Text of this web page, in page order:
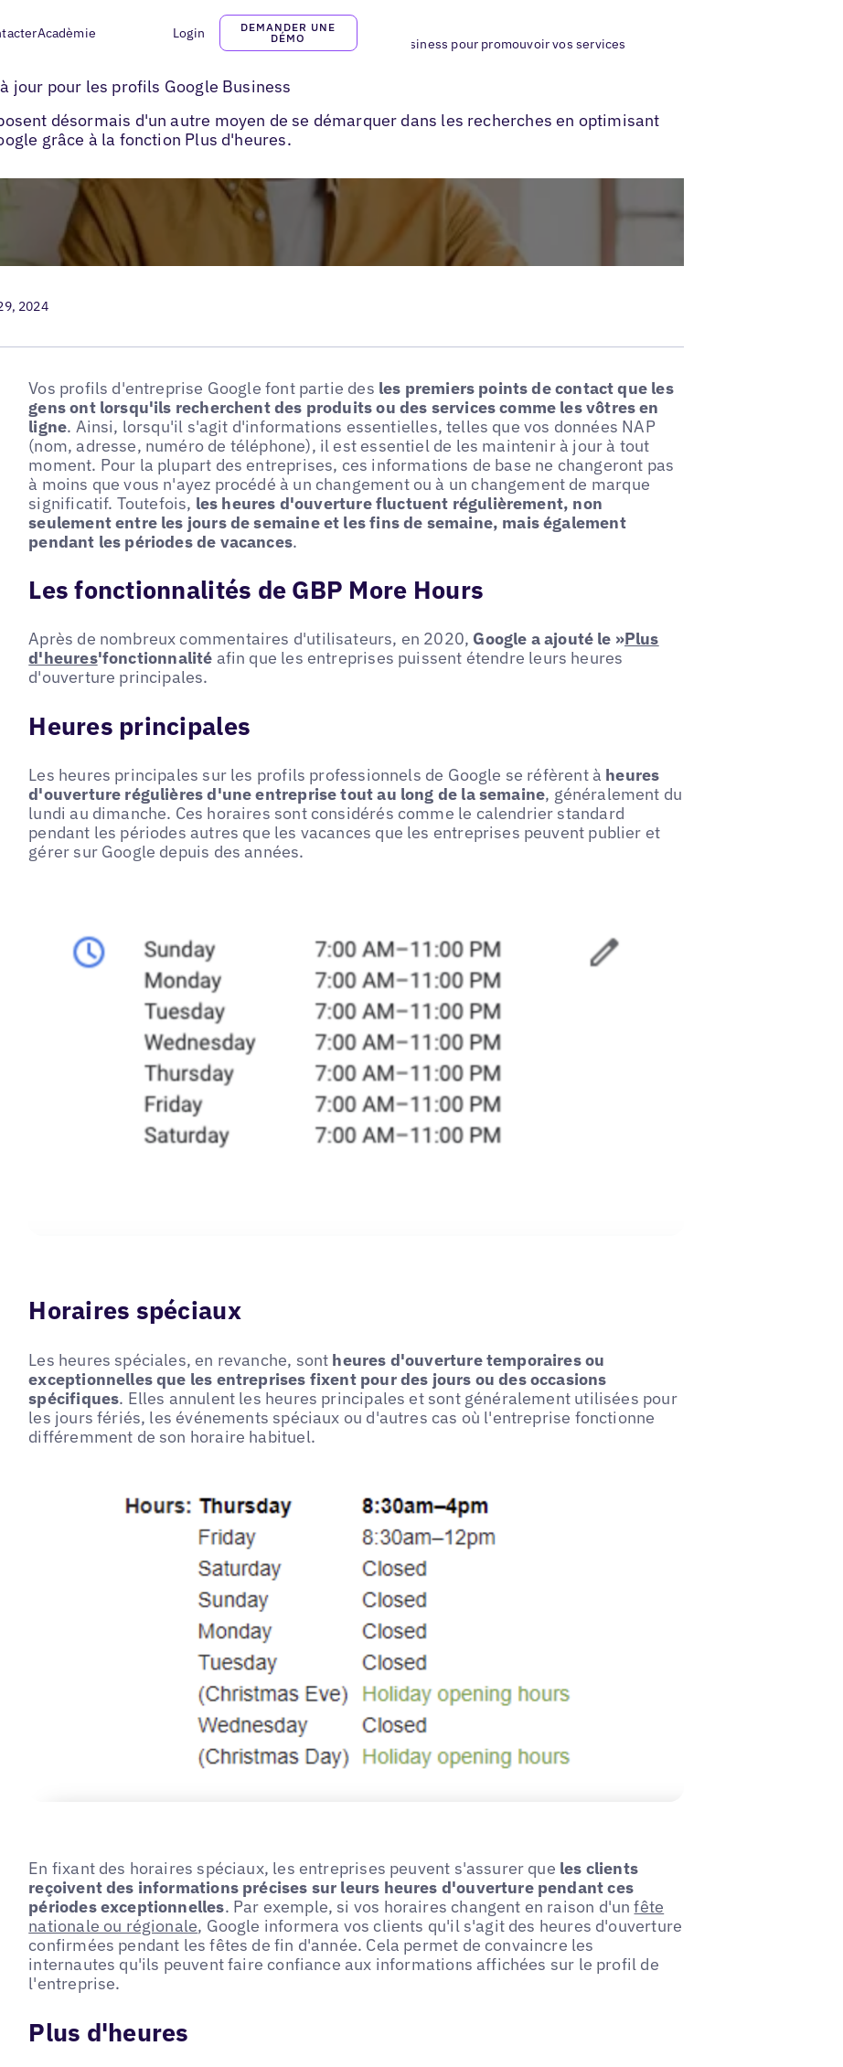
Acadèmie Login
DEMANDER UNE
DÉMO
> Comment tirer parti des heures supplémentaires de Google My Business pour promouvoir vos services
jour pour les profils Google Business
désormais d'un autre moyen de se démarquer dans les recherches en optimisant
grâce à la fonction Plus d'heures.
2024
Vos profils d'entreprise Google font partie des les premiers points de contact que les
gens ont lorsqu'ils recherchent des produits ou des services comme les vôtres en
ligne. Ainsi, lorsqu'il s'agit d'informations essentielles, telles que vos données NAP
(nom, adresse, numéro de téléphone), il est essentiel de les maintenir à jour à tout
moment. Pour la plupart des entreprises, ces informations de base ne changeront pas
à moins que vous n'ayez procédé à un changement ou à un changement de marque
significatif. Toutefois, les heures d'ouverture fluctuent régulièrement, non
seulement entre les jours de semaine et les fins de semaine, mais également
pendant les périodes de vacances.
Les fonctionnalités de GBP More Hours
Après de nombreux commentaires d'utilisateurs, en 2020, Google a ajouté le »Plus
d'heures'fonctionnalité afin que les entreprises puissent étendre leurs heures
d'ouverture principales.
Heures principales
Les heures principales sur les profils professionnels de Google se réfèrent à heures
d'ouverture régulières d'une entreprise tout au long de la semaine, généralement du
lundi au dimanche. Ces horaires sont considérés comme le calendrier standard
pendant les périodes autres que les vacances que les entreprises peuvent publier et
gérer sur Google depuis des années.
Horaires spéciaux
Les heures spéciales, en revanche, sont heures d'ouverture temporaires ou
exceptionnelles que les entreprises fixent pour des jours ou des occasions
spécifiques. Elles annulent les heures principales et sont généralement utilisées pour
les jours fériés, les événements spéciaux ou d'autres cas où l'entreprise fonctionne
différemment de son horaire habituel.
En fixant des horaires spéciaux, les entreprises peuvent s'assurer que les clients
reçoivent des informations précises sur leurs heures d'ouverture pendant ces
périodes exceptionnelles. Par exemple, si vos horaires changent en raison d'unfête
nationale ou régionale, Google informera vos clients qu'il s'agit des heures d'ouverture
confirmées pendant les fêtes de fin d'année. Cela permet de convaincre les
internautes qu'ils peuvent faire confiance aux informations affichées sur le profil de
l'entreprise.
Plus d'heures